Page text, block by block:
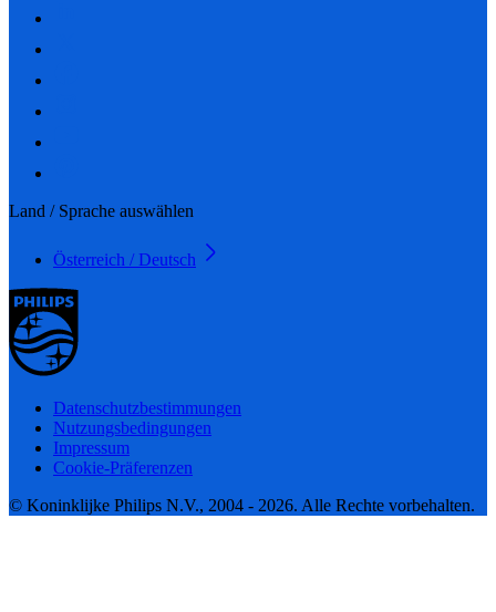
Land / Sprache auswählen
Österreich / Deutsch
Datenschutzbestimmungen
Nutzungsbedingungen
Impressum
Cookie-Präferenzen
© Koninklijke Philips N.V., 2004 - 2026. Alle Rechte vorbehalten.